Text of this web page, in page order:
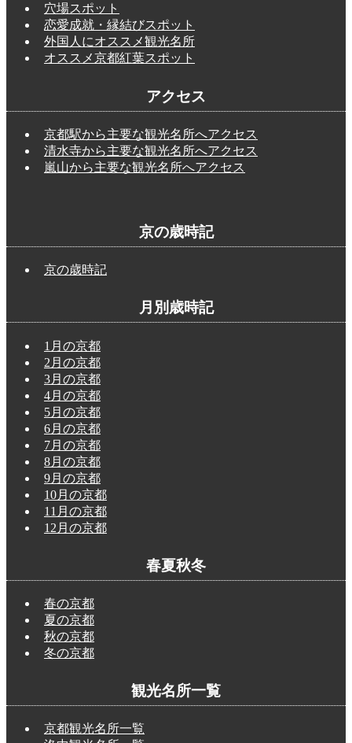
穴場スポット
恋愛成就・縁結びスポット
外国人にオススメ観光名所
オススメ京都紅葉スポット
アクセス
京都駅から主要な観光名所へアクセス
清水寺から主要な観光名所へアクセス
嵐山から主要な観光名所へアクセス
京の歳時記
京の歳時記
月別歳時記
1月の京都
2月の京都
3月の京都
4月の京都
5月の京都
6月の京都
7月の京都
8月の京都
9月の京都
10月の京都
11月の京都
12月の京都
春夏秋冬
春の京都
夏の京都
秋の京都
冬の京都
観光名所一覧
京都観光名所一覧